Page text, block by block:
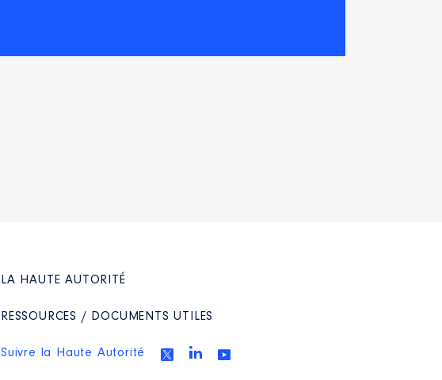
LA HAUTE AUTORITÉ
RESSOURCES / DOCUMENTS UTILES
Suivre la Haute Autorité